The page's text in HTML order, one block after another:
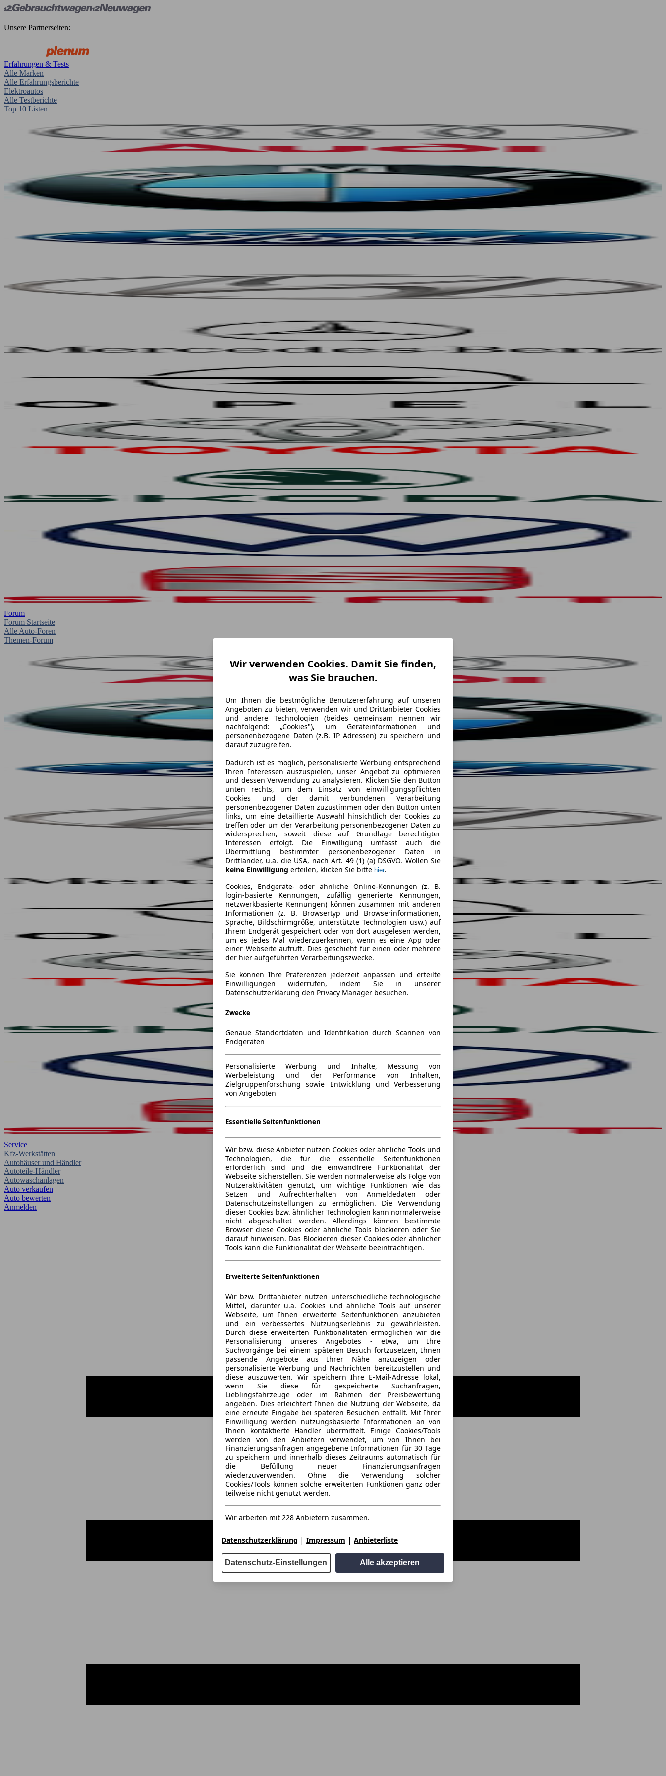
Unsere Partnerseiten:
Erfahrungen & Tests
Alle Marken
Alle Erfahrungsberichte
Elektroautos
Alle Testberichte
Top 10 Listen
Forum
Forum Startseite
Alle Auto-Foren
Themen-Forum
Service
Kfz-Werkstätten
Autohäuser und Händler
Autoteile-Händler
Autowaschanlagen
Auto verkaufen
Auto bewerten
Anmelden
Wir verwenden Cookies. Damit Sie finden,
was Sie brauchen.
Um Ihnen die bestmögliche Benutzererfahrung auf unseren
Angeboten zu bieten, verwenden wir und Drittanbieter Cookies
und andere Technologien (beides gemeinsam nennen wir
nachfolgend: „Cookies"), um Geräteinformationen und
personenbezogene Daten (z.B. IP Adressen) zu speichern und
darauf zuzugreifen.
Dadurch ist es möglich, personalisierte Werbung entsprechend
Ihren Interessen auszuspielen, unser Angebot zu optimieren
und dessen Verwendung zu analysieren. Klicken Sie den Button
unten rechts, um dem Einsatz von einwilligungspflichten
Cookies und der damit verbundenen Verarbeitung
personenbezogener Daten zuzustimmen oder den Button unten
links, um eine detaillierte Auswahl hinsichtlich der Cookies zu
treffen oder um der Verarbeitung personenbezogener Daten zu
widersprechen, soweit diese auf Grundlage berechtigter
Interessen erfolgt. Die Einwilligung umfasst auch die
Übermittlung bestimmter personenbezogener Daten in
Drittländer, u.a. die USA, nach Art. 49 (1) (a) DSGVO. Wollen Sie
keine Einwilligung erteilen, klicken Sie bitte hier.
Cookies, Endgeräte- oder ähnliche Online-Kennungen (z. B.
login-basierte Kennungen, zufällig generierte Kennungen,
netzwerkbasierte Kennungen) können zusammen mit anderen
Informationen (z. B. Browsertyp und Browserinformationen,
Sprache, Bildschirmgröße, unterstützte Technologien usw.) auf
Ihrem Endgerät gespeichert oder von dort ausgelesen werden,
um es jedes Mal wiederzuerkennen, wenn es eine App oder
einer Webseite aufruft. Dies geschieht für einen oder mehrere
der hier aufgeführten Verarbeitungszwecke.
Sie können Ihre Präferenzen jederzeit anpassen und erteilte
Einwilligungen widerrufen, indem Sie in unserer
Datenschutzerklärung den Privacy Manager besuchen.
Zwecke
Genaue Standortdaten und Identifikation durch Scannen von
Endgeräten
Personalisierte Werbung und Inhalte, Messung von
Werbeleistung und der Performance von Inhalten,
Zielgruppenforschung sowie Entwicklung und Verbesserung
von Angeboten
Essentielle Seitenfunktionen
Wir bzw. diese Anbieter nutzen Cookies oder ähnliche Tools und
Technologien, die für die essentielle Seitenfunktionen
erforderlich sind und die einwandfreie Funktionalität der
Webseite sicherstellen. Sie werden normalerweise als Folge von
Nutzeraktivitäten genutzt, um wichtige Funktionen wie das
Setzen und Aufrechterhalten von Anmeldedaten oder
Datenschutzeinstellungen zu ermöglichen. Die Verwendung
dieser Cookies bzw. ähnlicher Technologien kann normalerweise
nicht abgeschaltet werden. Allerdings können bestimmte
Browser diese Cookies oder ähnliche Tools blockieren oder Sie
darauf hinweisen. Das Blockieren dieser Cookies oder ähnlicher
Tools kann die Funktionalität der Webseite beeinträchtigen.
Erweiterte Seitenfunktionen
Wir bzw. Drittanbieter nutzen unterschiedliche technologische
Mittel, darunter u.a. Cookies und ähnliche Tools auf unserer
Webseite, um Ihnen erweiterte Seitenfunktionen anzubieten
und ein verbessertes Nutzungserlebnis zu gewährleisten.
Durch diese erweiterten Funktionalitäten ermöglichen wir die
Personalisierung unseres Angebotes - etwa, um Ihre
Suchvorgänge bei einem späteren Besuch fortzusetzen, Ihnen
passende Angebote aus Ihrer Nähe anzuzeigen oder
personalisierte Werbung und Nachrichten bereitzustellen und
diese auszuwerten. Wir speichern Ihre E-Mail-Adresse lokal,
wenn Sie diese für gespeicherte Suchanfragen,
Lieblingsfahrzeuge oder im Rahmen der Preisbewertung
angeben. Dies erleichtert Ihnen die Nutzung der Webseite, da
eine erneute Eingabe bei späteren Besuchen entfällt. Mit Ihrer
Einwilligung werden nutzungsbasierte Informationen an von
Ihnen kontaktierte Händler übermittelt. Einige Cookies/Tools
werden von den Anbietern verwendet, um von Ihnen bei
Finanzierungsanfragen angegebene Informationen für 30 Tage
zu speichern und innerhalb dieses Zeitraums automatisch für
die Befüllung neuer Finanzierungsanfragen
wiederzuverwenden. Ohne die Verwendung solcher
Cookies/Tools können solche erweiterten Funktionen ganz oder
teilweise nicht genutzt werden.
Wir arbeiten mit 228 Anbietern zusammen.
Datenschutzerklärung | Impressum | Anbieterliste
Datenschutz-Einstellungen Alle akzeptieren